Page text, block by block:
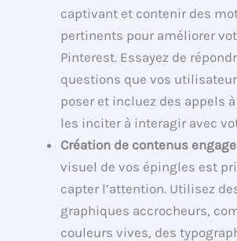
captivant et contenir des
pertinents pour améliorer
Pinterest. Essayez de
questions que vos
poser et incluez des appels
les inciter à interagir avec
Création de contenus
visuel de vos épingles est
capter l’attention. Utilisez
graphiques accrocheurs,
couleurs vives, des